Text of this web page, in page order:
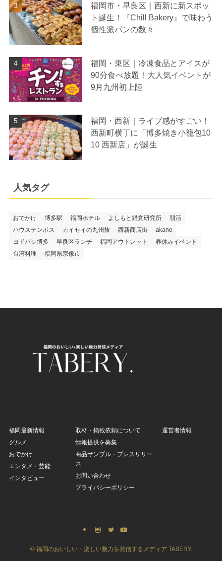
福岡市・早良区｜西新に新スポッ
ト誕生！『Chill Bakery』で味わう
個性派パンの数々
福岡・東区｜冷凍食品とアイスが
90分食べ放題！大人気イベントが
9月九州初上陸
福岡・西新｜ライブ感がすごい！
西新町横丁に「博多焼き小籠包10
10 西新店」が誕生
人気タグ
おでかけ 博多駅 福岡ホテル よしもと錯覚研究所
朝活
ハウステンボス
カイセイの九州旅 西新商店街
akane
ヨドバシ博多
早良区ランチ 福岡アウトレット
春休みイベント
台湾料理
福岡県宗像市
福岡最新情報
グルメ
おでかけ
エンタメ・芸能
インタビュー
取材・掲載依頼について
情報提供を募集
商品サンプル・プレスリリー
ス
お問い合わせ
プライバシーポリシー
運営者情報
©福岡のおいしい・楽しい魅力を発信するメディア TABERY.